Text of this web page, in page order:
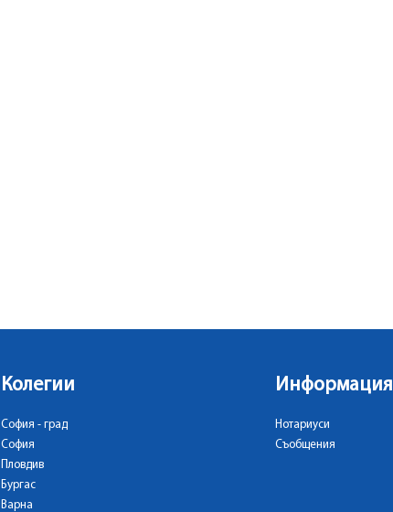
Колегии
София - град
София
Пловдив
Бургас
Варна
Информация
Нотариуси
Съобщения